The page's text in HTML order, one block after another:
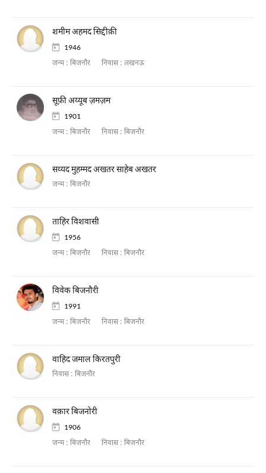
शमीम अहमद सिद्दीक़ी
1946
जन्म : बिजनौर निवास : लखनऊ
सूफ़ी अय्यूब ज़मज़म
1901
जन्म : बिजनौर निवास : बिजनौर
सय्यद मुहम्मद अखतर साहेब अखतर
जन्म : बिजनौर
ताहिर विशवासी
1956
जन्म : बिजनौर निवास : बिजनौर
विवेक बिजनौरी
1991
जन्म : बिजनौर निवास : बिजनौर
वाहिद जमाल किरतपुरी
निवास : बिजनौर
वक़ार बिजनोरी
1906
जन्म : बिजनौर निवास : बिजनौर